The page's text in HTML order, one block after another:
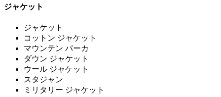
ジャケット
ジャケット
コットン ジャケット
マウンテン パーカ
ダウン ジャケット
ウール ジャケット
スタジャン
ミリタリー ジャケット